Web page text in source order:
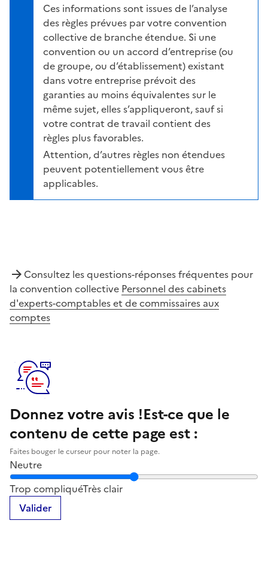
Ces informations sont issues de l’analyse
des règles prévues par votre convention
collective de branche étendue. Si une
convention ou un accord d’entreprise (ou
de groupe, ou d’établissement) existant
dans votre entreprise prévoit des
garanties au moins équivalentes sur le
même sujet, elles s’appliqueront, sauf si
votre contrat de travail contient des
règles plus favorables.
Attention, d’autres règles non étendues
peuvent potentiellement vous être
applicables.
Consultez les questions-réponses fréquentes pour
la convention collective Personnel des cabinets
d'experts-comptables et de commissaires aux
comptes
Donnez votre avis !Est-ce que le
contenu de cette page est :
Faites bouger le curseur pour noter la page.
Neutre
Notez la clarté du contenu de cette page
Trop compliquéTrès clair
Valider